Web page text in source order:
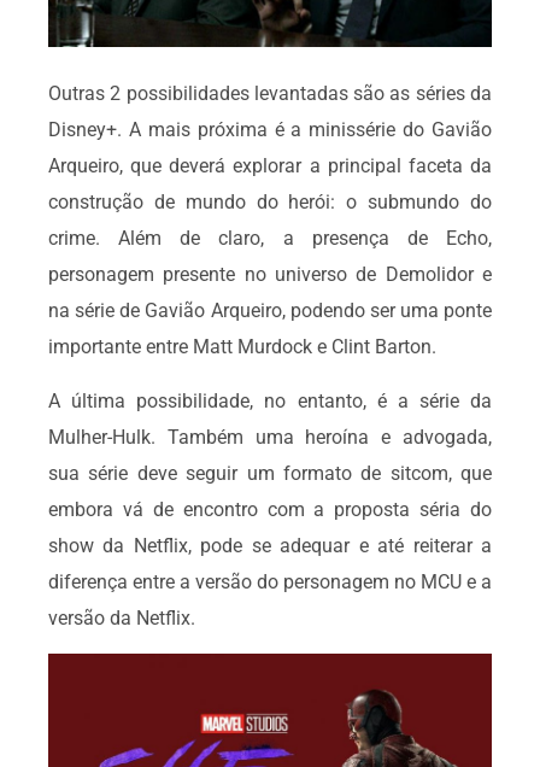
Outras 2 possibilidades levantadas são as séries da
Disney+. A mais próxima é a minissérie do Gavião
Arqueiro, que deverá explorar a principal faceta da
construção de mundo do herói: o submundo do
crime. Além de claro, a presença de Echo,
personagem presente no universo de Demolidor e
na série de Gavião Arqueiro, podendo ser uma ponte
importante entre Matt Murdock e Clint Barton.
A última possibilidade, no entanto, é a série da
Mulher-Hulk. Também uma heroína e advogada,
sua série deve seguir um formato de sitcom, que
embora vá de encontro com a proposta séria do
show da Netflix, pode se adequar e até reiterar a
diferença entre a versão do personagem no MCU e a
versão da Netflix.